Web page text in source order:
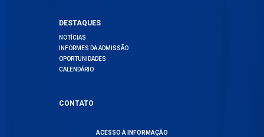
DESTAQUES
NOTÍCIAS
INFORMES DA ADMISSÃO
OPORTUNIDADES
CALENDÁRIO
CONTATO
ACESSO À INFORMAÇÃO